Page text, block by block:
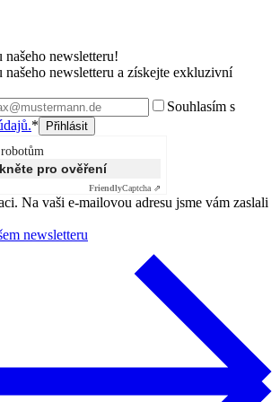
našeho newsletteru!
našeho newsletteru a získejte exkluzivní
Souhlasím s
*
pro ověření
FriendlyCaptcha ⇗
Na vaši e-mailovou adresu jsme vám zaslali
newsletteru